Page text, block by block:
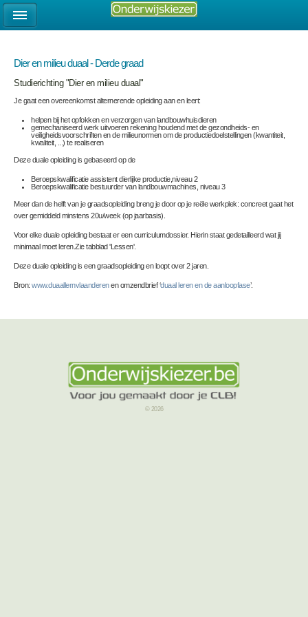
Dier en milieu duaal - Derde graad
Studierichting "Dier en milieu duaal"
Je gaat een overeenkomst alternerende opleiding aan en leert:
helpen bij het opfokken en verzorgen van landbouwhuisdieren
gemechaniseerd werk uitvoeren rekening houdend met de gezondheids- en
veiligheidsvoorschriften en de milieunormen om de productiedoelstellingen (kwantiteit,
kwaliteit, ...) te realiseren
Deze duale opleiding is gebaseerd op de
Beroepskwalificatie assistent dierlijke productie,niveau 2
Beroepskwalificatie bestuurder van landbouwmachines, niveau 3
Meer dan de helft van je graadsopleiding breng je door op je reële werkplek: concreet gaat het
over gemiddeld minstens 20u/week (op jaarbasis).
Voor elke duale opleiding bestaat er een curriculumdossier. Hierin staat gedetailleerd wat jij
minimaal moet leren.Zie tabblad 'Lessen'.
Deze duale opleiding is een graadsopleiding en loopt over 2 jaren.
Bron: www.duaallernvlaanderenen omzendbrief ‘duaal leren en de aanloopfase’.
© 2026